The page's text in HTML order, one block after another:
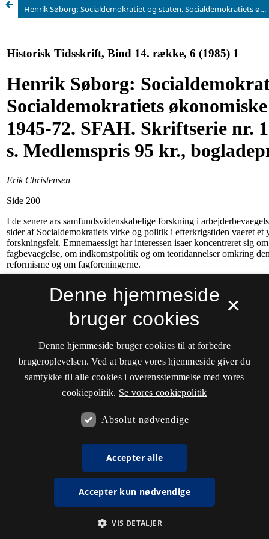
Henrik Søborg: Socialdemokratiet og staten. Socialdemokratiets økonomiske politik 1945-72. SFAH. Skriftserie nr. 15, 1983. 204 s. Medlemspris 95 kr., bogladepris 110 kr.
×
Denne hjemmeside
bruger cookies
Denne hjemmeside bruger cookies til at forbedre
brugeroplevelsen. Ved at bruge vores hjemmeside giver du
samtykke til alle cookies i overensstemmelse med vores
cookiepolitik. Se vores cookiepolitik
Absolut nødvendige
Accepter alle
Accepter kun nødvendige
VIS DETALJER